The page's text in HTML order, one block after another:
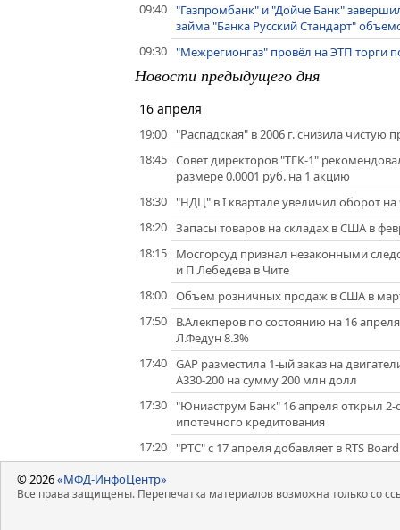
09:40 "Газпромбанк" и "Дойче Банк"
займа "Банка Русский Стандарт"
09:30 "Межрегионгаз" провёл на ЭТП торги
Новости предыдущего дня
16 апреля
19:00
"Распадская" в 2006 г. снизила
18:45 Совет директоров "ТГК-1"
размере 0.0001 руб. на 1 акцию
18:30
"НДЦ" в I квартале увеличил оборот на
18:20 Запасы товаров на складах в США в
18:15
Мосгорсуд признал незаконными
и П.Лебедева в Чите
18:00 Объем розничных продаж в США в
17:50
В.Алекперов по состоянию на 16
Л.Федун 8.3%
17:40 GAP разместила 1-ый заказ на
A330-200 на сумму 200 млн долл
17:30
"Юниаструм Банк" 16 апреля открыл
ипотечного кредитования
17:20
"РТС" с 17 апреля добавляет в RTS
© 2026«МФД-ИнфоЦентр»
Все права защищены. Перепечатка материалов возможна только со